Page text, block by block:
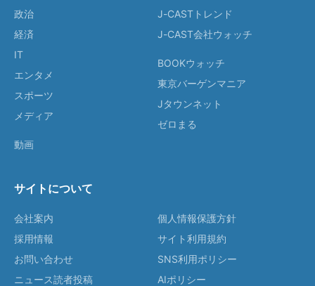
政治
経済
IT
エンタメ
スポーツ
メディア
動画
J-CASTトレンド
J-CAST会社ウォッチ
BOOKウォッチ
東京バーゲンマニア
Jタウンネット
ゼロまる
サイトについて
会社案内
採用情報
お問い合わせ
ニュース読者投稿
個人情報保護方針
サイト利用規約
SNS利用ポリシー
AIポリシー